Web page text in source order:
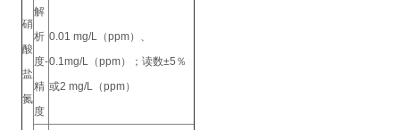
硝
酸
盐
氮
解
析
度-
精
度
0.01 mg/L（ppm）、
0.1mg/L（ppm）；读数±5％
或2 mg/L（ppm）